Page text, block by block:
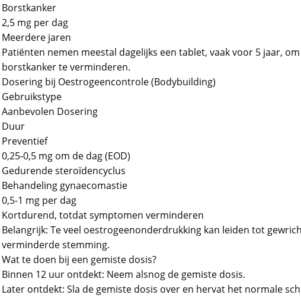
Borstkanker
2,5 mg per dag
Meerdere jaren
Patiënten nemen meestal dagelijks een tablet, vaak voor 5 jaar,
borstkanker te verminderen.
Dosering bij Oestrogeencontrole (Bodybuilding)
Gebruikstype
Aanbevolen Dosering
Duur
Preventief
0,25-0,5 mg om de dag (EOD)
Gedurende steroïdencyclus
Behandeling gynaecomastie
0,5-1 mg per dag
Kortdurend, totdat symptomen verminderen
Belangrijk: Te veel oestrogeenonderdrukking kan leiden tot
verminderde stemming.
Wat te doen bij een gemiste dosis?
Binnen 12 uur ontdekt: Neem alsnog de gemiste dosis.
Later ontdekt: Sla de gemiste dosis over en hervat het normale